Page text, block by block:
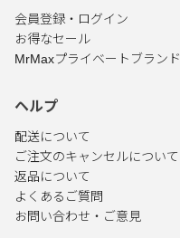
会員登録・ログイン
お得なセール
MrMaxプライベートブランド
ヘルプ
配送について
ご注文のキャンセルについて
返品について
よくあるご質問
お問い合わせ・ご意見